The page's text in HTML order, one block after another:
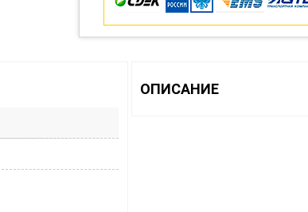
ОПИСАНИЕ